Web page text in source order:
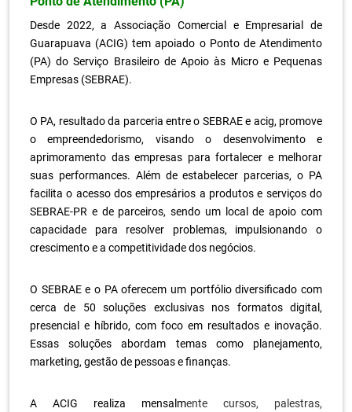
Desde 2022, a Associação Comercial e Empresarial de
Guarapuava (ACIG) tem apoiado o Ponto de Atendimento
(PA) do Serviço Brasileiro de Apoio às Micro e Pequenas
Empresas (SEBRAE).
O PA, resultado da parceria entre o SEBRAE e acig, promove
o empreendedorismo, visando o desenvolvimento e
aprimoramento das empresas para fortalecer e melhorar
suas performances. Além de estabelecer parcerias, o PA
facilita o acesso dos empresários a produtos e serviços do
SEBRAE-PR e de parceiros, sendo um local de apoio com
capacidade para resolver problemas, impulsionando o
crescimento e a competitividade dos negócios.
O SEBRAE e o PA oferecem um portfólio diversificado com
cerca de 50 soluções exclusivas nos formatos digital,
presencial e híbrido, com foco em resultados e inovação.
Essas soluções abordam temas como planejamento,
marketing, gestão de pessoas e finanças.
A ACIG realiza mensalmente cursos, palestras,